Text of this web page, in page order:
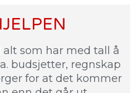
som har med tall å
budsjetter, regnskap
for at det kommer